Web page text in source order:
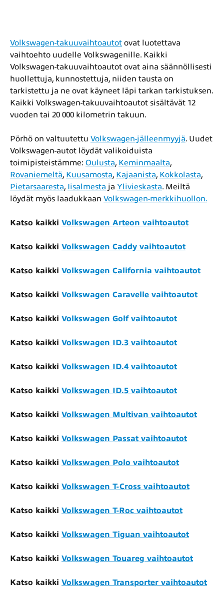
Volkswagen-takuuvaihtoautot ovat luotettava
vaihtoehto uudelle Volkswagenille. Kaikki
Volkswagen-takuuvaihtoautot ovat aina säännöllisesti
huollettuja, kunnostettuja, niiden tausta on
tarkistettu ja ne ovat käyneet läpi tarkan tarkistuksen.
Kaikki Volkswagen-takuuvaihtoautot sisältävät 12
vuoden tai 20 000 kilometrin takuun.
Pörhö on valtuutettu Volkswagen-jälleenmyyjä. Uudet
Volkswagen-autot löydät valikoiduista
toimipisteistämme: Oulusta, Keminmaalta,
Rovaniemeltä, Kuusamosta, Kajaanista, Kokkolasta,
Pietarsaaresta, Iisalmesta ja Ylivieskasta. Meiltä
löydät myös laadukkaan Volkswagen-merkkihuollon.
Katso kaikki Volkswagen Arteon vaihtoautot
Katso kaikki Volkswagen Caddy vaihtoautot
Katso kaikki Volkswagen California vaihtoautot
Katso kaikki Volkswagen Caravelle vaihtoautot
Katso kaikki Volkswagen Golf vaihtoautot
Katso kaikki Volkswagen ID.3 vaihtoautot
Katso kaikki Volkswagen ID.4 vaihtoautot
Katso kaikki Volkswagen ID.5 vaihtoautot
Katso kaikki Volkswagen Multivan vaihtoautot
Katso kaikki Volkswagen Passat vaihtoautot
Katso kaikki Volkswagen Polo vaihtoautot
Katso kaikki Volkswagen T-Cross vaihtoautot
Katso kaikki Volkswagen T-Roc vaihtoautot
Katso kaikki Volkswagen Tiguan vaihtoautot
Katso kaikki Volkswagen Touareg vaihtoautot
Katso kaikki Volkswagen Transporter vaihtoautot